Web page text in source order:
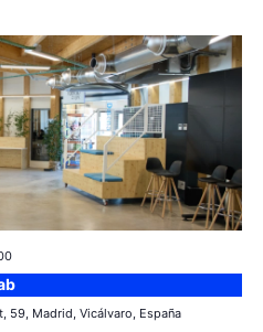
e
v
i
s
t
a
s
t
s
d
e
E
59, Madrid, Vicálvaro, España